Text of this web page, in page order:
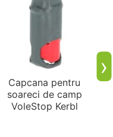
Capcana pentru
soareci de camp
VoleStop Kerbl
›